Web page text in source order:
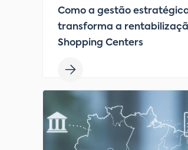
Como a gestão
transforma a
Shopping Centers